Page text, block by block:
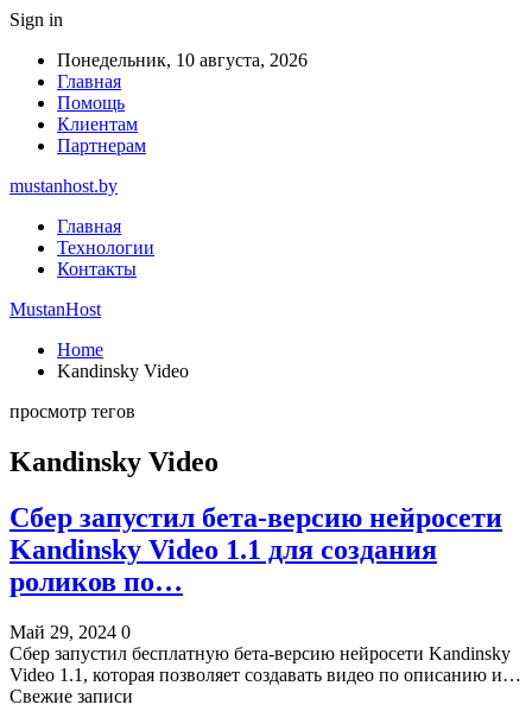
Sign in
Понедельник, 10 августа, 2026
Главная
Помощь
Клиентам
Партнерам
mustanhost.by
Главная
Технологии
Контакты
MustanHost
Home
Kandinsky Video
просмотр тегов
Kandinsky Video
Сбер запустил бета-версию нейросети
Kandinsky Video 1.1 для создания
роликов по…
Май 29, 2024 0
Сбер запустил бесплатную бета-версию нейросети Kandinsky
Video 1.1, которая позволяет создавать видео по описанию и…
Свежие записи